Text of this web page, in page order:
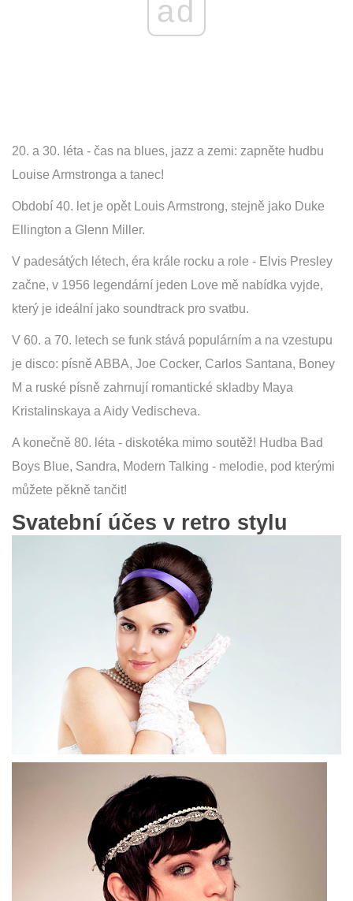
ad
20. a 30. léta - čas na blues, jazz a zemi: zapněte hudbu
Louise Armstronga a tanec!
Období 40. let je opět Louis Armstrong, stejně jako Duke
Ellington a Glenn Miller.
V padesátých létech, éra krále rocku a role - Elvis Presley
začne, v 1956 legendární jeden Love mě nabídka vyjde,
který je ideální jako soundtrack pro svatbu.
V 60. a 70. letech se funk stává populárním a na vzestupu
je disco: písně ABBA, Joe Cocker, Carlos Santana, Boney
M a ruské písně zahrnují romantické skladby Maya
Kristalinskaya a Aidy Vedischeva.
A konečně 80. léta - diskotéka mimo soutěž! Hudba Bad
Boys Blue, Sandra, Modern Talking - melodie, pod kterými
můžete pěkně tančit!
Svatební účes v retro stylu